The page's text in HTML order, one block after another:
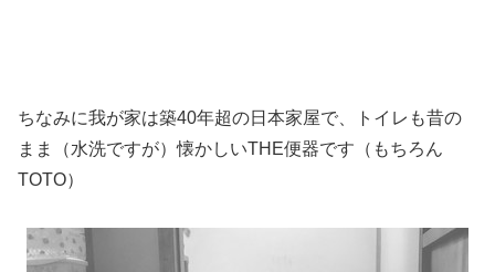
ちなみに我が家は築40年超の日本家屋で、トイレも昔の
まま（水洗ですが）懐かしいTHE便器です（もちろん
TOTO）